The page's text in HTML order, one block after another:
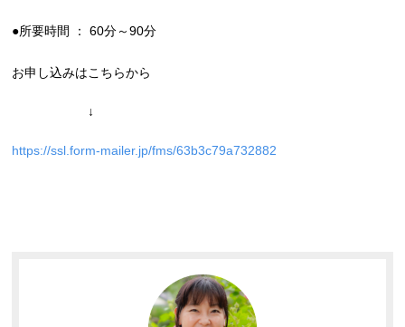
●所要時間 ： 60分～90分
お申し込みはこちらから
↓
https://ssl.form-mailer.jp/fms/63b3c79a732882